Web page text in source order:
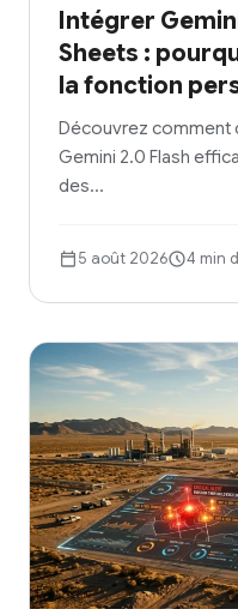
Intégrer
Sheets :
la fonction
Découvrez comment
Gemini 2.0 Flash
des…
5 août 2026 4 min